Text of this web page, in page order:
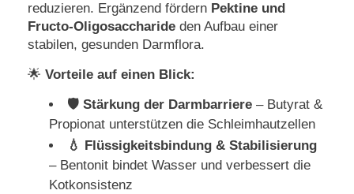
reduzieren. Ergänzend fördern Pektine und
Fructo-Oligosaccharideden Aufbau einer
stabilen, gesunden Darmflora.
🌟 Vorteile auf einen Blick:
🛡️ Stärkung der Darmbarriere– Butyrat &
Propionat unterstützen die Schleimhautzellen
💧 Flüssigkeitsbindung & Stabilisierung
– Bentonit bindet Wasser und verbessert die
Kotkonsistenz